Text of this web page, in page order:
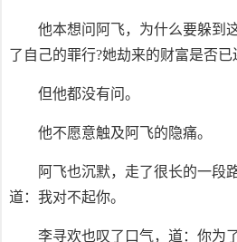
他本想问阿飞，为什么要躲到
了自己的罪行?她劫来的财富是否已
但他都没有问。
他不愿意触及阿飞的隐痛。
阿飞也沉默，走了很长的一段
道：我对不起你。
李寻欢也叹了口气，道：你为